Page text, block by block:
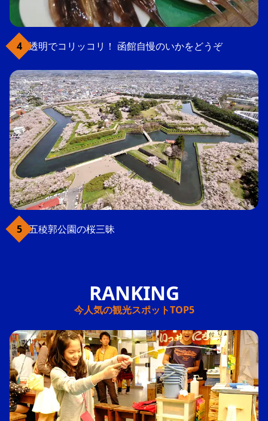
透明でコリッコリ！ 函館自慢のいかをどうぞ
五稜郭公園の桜三昧
今人気の観光スポットTOP5